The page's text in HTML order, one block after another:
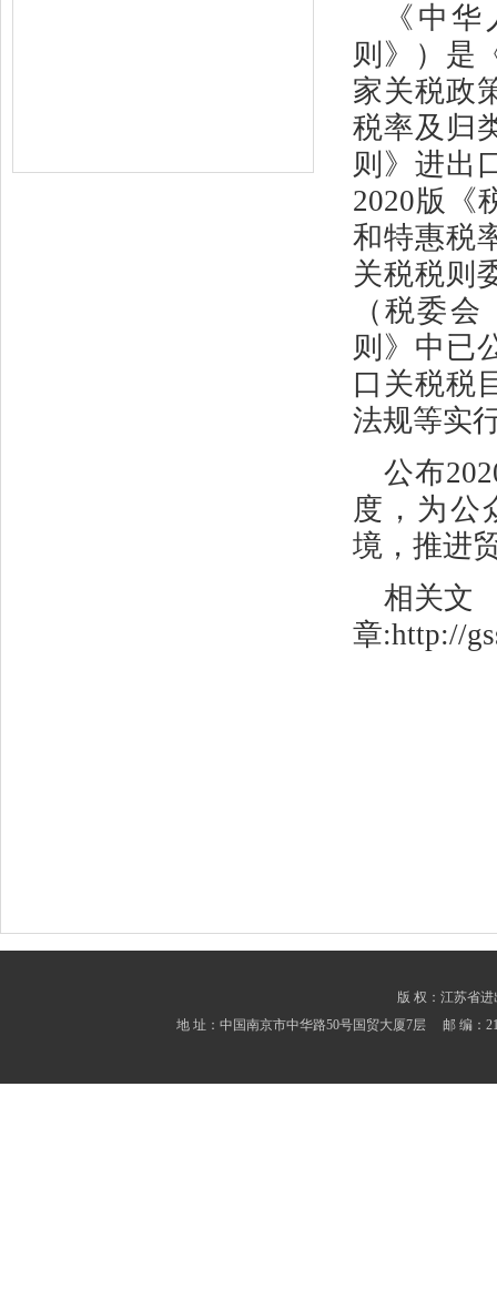
《中
则》）是
家关税政
税率及归
则》进出
2020版《
和特惠税
关税税则
（税委
则》中已
口关税税
法规等实
公布
度，为公
境，推进
相关文
章:http://
版 权：江苏省
地 址：中国南京市中华路50号国贸大厦7层 邮 编：